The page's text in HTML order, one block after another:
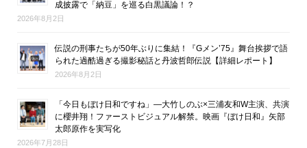
成披露で「納豆」を巡る白黒議論！？
2026年8月2日
伝説の刑事たちが50年ぶりに集結！『Gメン’75』舞台挨拶で語
られた過酷過ぎる撮影秘話と丹波哲郎伝説【詳細レポート】
2026年8月2日
「今日もぼけ日和ですね」―大竹しのぶ×三浦友和W主演、共演
に櫻井翔！ファーストビジュアル解禁。映画『ぼけ日和』矢部
太郎原作を実写化
2026年7月28日